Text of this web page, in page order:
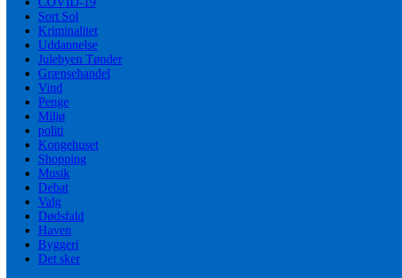
Sort Sol
Kriminalitet
Uddannelse
Julebyen Tønder
Grænsehandel
Vind
Penge
Miljø
politi
Kongehuset
Shopping
Musik
Debat
Valg
Dødsfald
Haven
Byggeri
Det sker